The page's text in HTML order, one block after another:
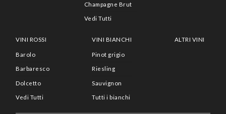
Champagne Brut
Vedi Tutti
VINI ROSSI
Barolo
Barbaresco
Dolcetto
Vedi Tutti
VINI BIANCHI
Pinot grigio
Riesling
Sauvignon
Tutti i bianchi
ALTRI VINI